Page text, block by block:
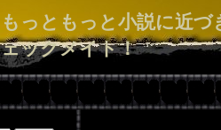
もっともっと小説に近
ェックメイト！